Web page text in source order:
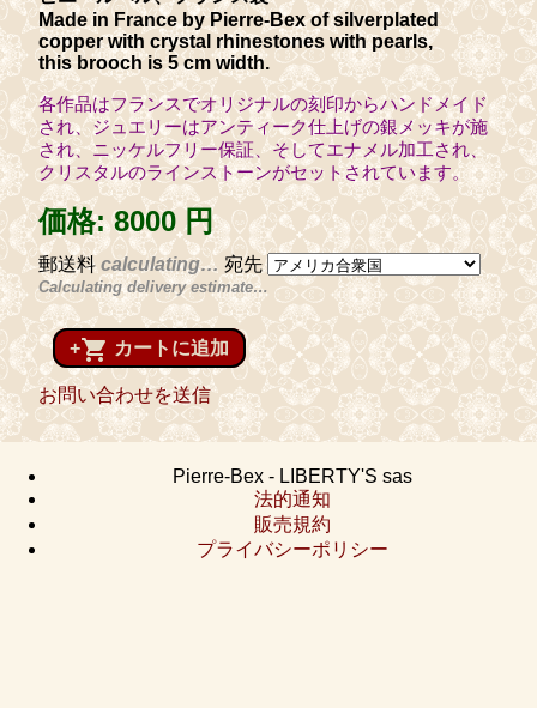
Made in France by Pierre-Bex of silverplated
copper with crystal rhinestones with pearls,
this brooch is 5 cm width.
各作品はフランスでオリジナルの刻印からハンドメイド
され、ジュエリーはアンティーク仕上げの銀メッキが施
され、ニッケルフリー保証、そしてエナメル加工され、
クリスタルのラインストーンがセットされています。
価格:8000 円
郵送料 calculating… 宛先
Calculating delivery estimate…
+shopping_cart カートに追加
お問い合わせを送信
Pierre-Bex - LIBERTY'S sas
法的通知
販売規約
プライバシーポリシー